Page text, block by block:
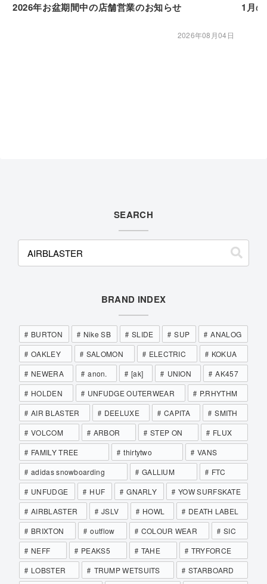
2026年お盆期間中の店舗営業のお知らせ
2026年08月04日
1月
SEARCH
BRAND INDEX
BURTON Nike SB SLIDE SUP
ANALOG
OAKLEY
SALOMON ELECTRIC
KOKUA
NEWERA
anon. [ak] UNION
AK457
HOLDEN
UNFUDGE OUTERWEAR
P.RHYTHM
AIR BLASTER
DEELUXE CAPITA
SMITH
VOLCOM
ARBOR STEP ON
FLUX
FAMILY TREE
thirtytwo
VANS
adidas snowboarding
GALLIUM
FTC
UNFUDGE
HUF GNARLY
YOW SURFSKATE
AIRBLASTER
JSLV HOWL
DEATH LABEL
BRIXTON
outflow COLOUR WEAR
SIC
NEFF
PEAKS5 TAHE
TRYFORCE
LOBSTER
TRUMP WETSUITS
STARBOARD